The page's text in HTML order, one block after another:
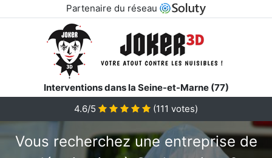
Partenaire du réseau
Interventions dans la Seine-et-Marne (77)
4.6/5
(111 votes)
Vous recherchez une entreprise de